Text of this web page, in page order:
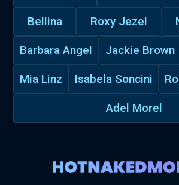
Bellina Roxy Jezel
Barbara Angel Jackie Brown
Mia Linz Isabela Soncini
Adel Morel